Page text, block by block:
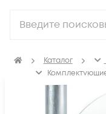
Каталог
сетевого
Защитные